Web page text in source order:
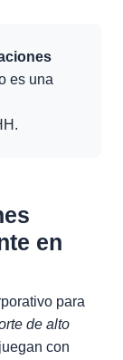
es una
en
para
de alto
con